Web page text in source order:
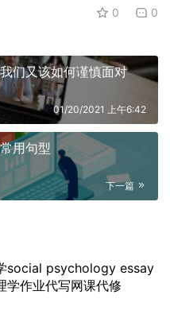
0 0
们又该如何谨慎面对
01/20/2021 上午6:42
用句型
下一篇
social psychology essay
学作业代写网课代修